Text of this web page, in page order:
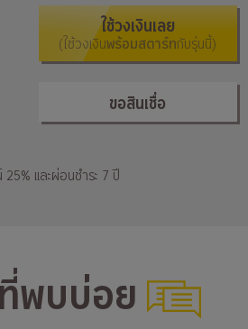
ใช้วงเงินเลย
(ใช้วงเงินพร้อมสตาร์ทกับรุ่นนี้)
ขอสินเชื่อ
และผ่อนชำระ 7 ปี
พบบ่อย